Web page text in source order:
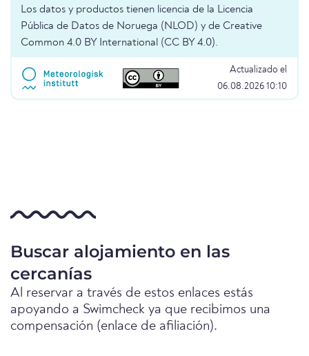
Los datos y productos tienen licencia de la Licencia
Pública de Datos de Noruega (NLOD) y de Creative
Common 4.0 BY International (CC BY 4.0).
Actualizado el
06.08.2026 10:10
Buscar alojamiento en las
cercanías
Al reservar a través de estos enlaces estás
apoyando a Swimcheck ya que recibimos una
compensación (enlace de afiliación).